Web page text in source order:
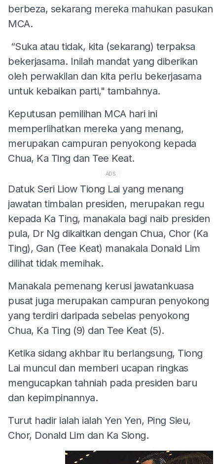
berbeza, sekarang mereka mahukan pasukan
MCA.
“Suka atau tidak, kita (sekarang) terpaksa
bekerjasama. Inilah mandat yang diberikan
oleh perwakilan dan kita perlu bekerjasama
untuk kebaikan parti," tambahnya.
Keputusan pemilihan MCA hari ini
memperlihatkan mereka yang menang,
merupakan campuran penyokong kepada
Chua, Ka Ting dan Tee Keat.
ADS
Datuk Seri Liow Tiong Lai yang menang
jawatan timbalan presiden, merupakan regu
kepada Ka Ting, manakala bagi naib presiden
pula, Dr Ng dikaitkan dengan Chua, Chor (Ka
Ting), Gan (Tee Keat) manakala Donald Lim
dilihat tidak memihak.
Manakala pemenang kerusi jawatankuasa
pusat juga merupakan campuran penyokong
yang terdiri daripada sebelas penyokong
Chua, Ka Ting (9) dan Tee Keat (5).
Ketika sidang akhbar itu berlangsung, Tiong
Lai muncul dan memberi ucapan ringkas
mengucapkan tahniah pada presiden baru
dan kepimpinannya.
Turut hadir ialah ialah Yen Yen, Ping Sieu,
Chor, Donald Lim dan Ka Siong.